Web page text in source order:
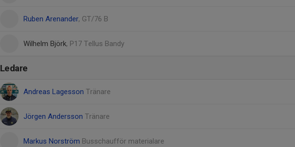
Ruben Arenander, GT/76 B
Wilhelm Björk, P17 Tellus Bandy
Ledare
Andreas Lagesson Tränare
Jörgen Andersson Tränare
Markus Norström Busschaufför materialare